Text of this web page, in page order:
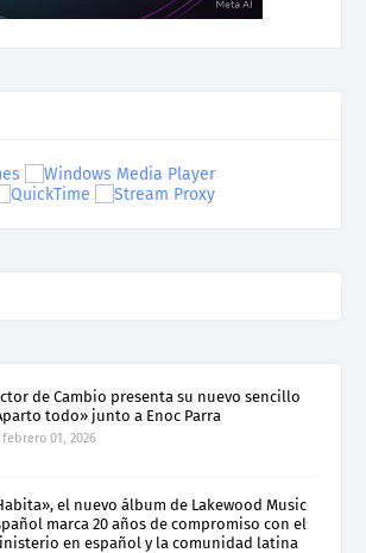
de Cambio presenta su nuevo sencillo
todo» junto a Enoc Parra
febrero 01, 2026
el nuevo álbum de Lakewood Music
marca 20 años de compromiso con el
en español y la comunidad latina